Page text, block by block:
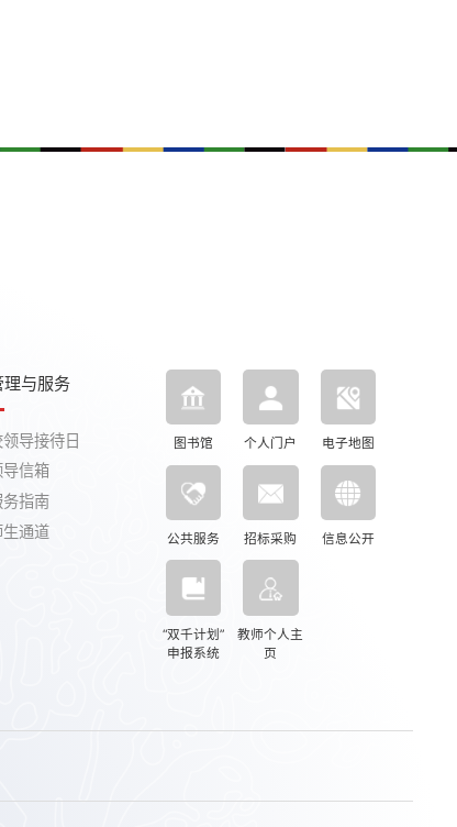
理与服务
导接待日
导信箱
务指南
生通道
图书馆 个人门户 电子地图
公共服务 招标采购 信息公开
“双千计划”
申报系统
教师个人主
页